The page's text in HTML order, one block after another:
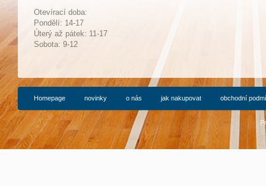
Otevírací doba:
Pondělí: 14-17
Úterý až pátek: 11-17
Sobota: 9-12
Homepage novinky o nás jak nakupovat obchodní